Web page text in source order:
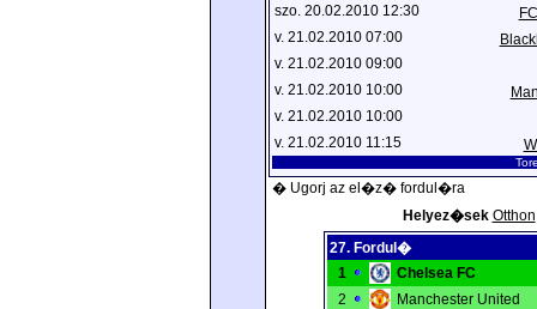
szo. 20.02.2010 12:30
v. 21.02.2010 07:00
v. 21.02.2010 09:00
v. 21.02.2010 10:00
v. 21.02.2010 10:00
v. 21.02.2010 11:15
� Ugorj az el�z� fordul�ra
Helyez�sek Otthon
27. Fordul�
1
Chelsea FC
2
Manchester United